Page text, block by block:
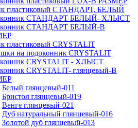
пластиковый СТАНДАРТ, БЕЛЫЙ
СТАНДАРТ БЕЛЫЙ- ХЛЫСТ
СТАНДАРТ БЕЛЫЙ-В
пластиковый CRYSTALIT
на подоконник CRYSTALIT
CRYSTALIT - ХЛЫСТ
CRYSTALIT- глянцевый-В
Белый глянцевый-011
Бристол глянцевый-019
Венге глянцевый-021
Дуб натуральный глянцевый-016
Золотой дуб глянцевый-013